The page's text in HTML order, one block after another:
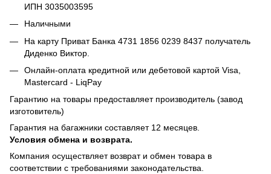
ИПН 3035003595
Наличными
На карту Приват Банка 4731 1856 0239 8437 получатель
Диденко Виктор.
Онлайн-оплата кредитной или дебетовой картой Visa,
Mastercard - LiqPay
Гарантию на товары предоставляет производитель (завод
изготовитель)
Гарантия на багажники составляет 12 месяцев.
Условия обмена и возврата.
Компания осуществляет возврат и обмен товара в
соответствии с требованиями законодательства.